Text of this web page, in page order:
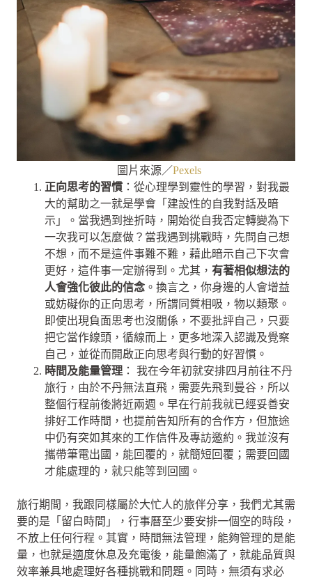
圖片來源／Pexels
正向思考的習慣 ：從心理學到靈性的學習，對我最
大的幫助之一就是學會「建設性的自我對話及暗
示」。當我遇到挫折時，開始從自我否定轉變為下
一次我可以怎麼做？當我遇到挑戰時，先問自己想
不想，而不是這件事難不難，藉此暗示自己下次會
更好，這件事一定辦得到。尤其， 有著相似想法的
人會強化彼此的信念 。換言之，你身邊的人會增益
或妨礙你的正向思考，所謂同質相吸，物以類聚。
即使出現負面思考也沒關係，不要批評自己，只要
把它當作線頭，循線而上，更多地深入認識及覺察
自己，並從而開啟正向思考與行動的好習慣。
時間及能量管理 ： 我在今年初就安排四月前往不丹
旅行，由於不丹無法直飛，需要先飛到曼谷，所以
整個行程前後將近兩週。早在行前我就已經妥善安
排好工作時間，也提前告知所有的合作方，但旅途
中仍有突如其來的工作信件及專訪邀約。我並沒有
攜帶筆電出國，能回覆的，就簡短回覆；需要回國
才能處理的，就只能等到回國。
旅行期間，我跟同樣屬於大忙人的旅伴分享，我們尤其需
要的是「留白時間」，行事曆至少要安排一個空的時段，
不放上任何行程。其實，時間無法管理，能夠管理的是能
量，也就是適度休息及充電後，能量飽滿了，就能品質與
效率兼具地處理好各種挑戰和問題。同時，無須有求必